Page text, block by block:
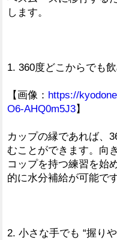
します。
1. 360度どこからでも
【画像： https://
O6-AHQ0m5J3】
カップの縁であれば、
むことができます。向
コップを持つ練習を始
的に水分補給が可能です
2. 小さな手でも “握り